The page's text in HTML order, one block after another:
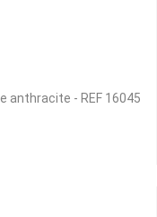
anthracite - REF 16045